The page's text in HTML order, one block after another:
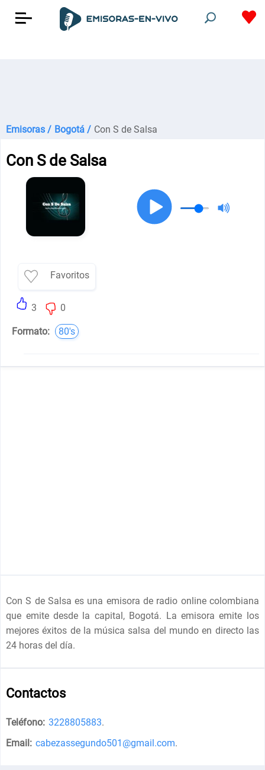
Emisoras / Bogotá / Con S de Salsa
Con S de Salsa
Favoritos
3 0
Formato: 80's
Con S de Salsa es una emisora de radio online colombiana
que emite desde la capital, Bogotá. La emisora emite los
mejores éxitos de la música salsa del mundo en directo las
24 horas del día.
Contactos
Teléfono: 3228805883.
Email: cabezassegundo501@gmail.com.